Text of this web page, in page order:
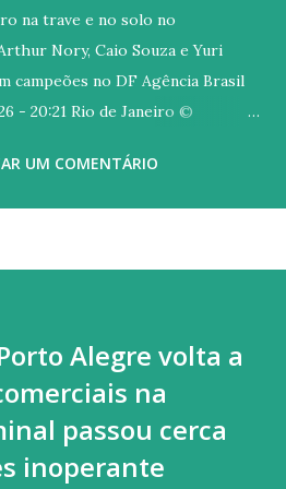
na trave e no solo no
Nory, Caio Souza e Yuri
campeões no DF Agência Brasil
- 20:21 Rio de Janeiro ©
o público do Ginásio Nilson
mais conhecida na interpretada
também brilhou hoje no topo
fixa), Caio Souza (barras
(salto). Flavinha começou o
de alto nível de dificuldade na
UM COMENTÁRIO
Alegre volta a
na
passou cerca
inoperante